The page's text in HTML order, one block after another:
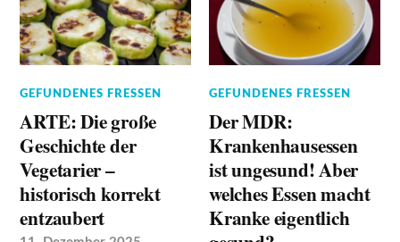
GEFUNDENES FRESSEN
ARTE: Die große
Geschichte der
Vegetarier –
historisch korrekt
entzaubert
GEFUNDENES FRESSEN
Der MDR:
Krankenhausessen
ist ungesund! Aber
welches Essen macht
Kranke eigentlich